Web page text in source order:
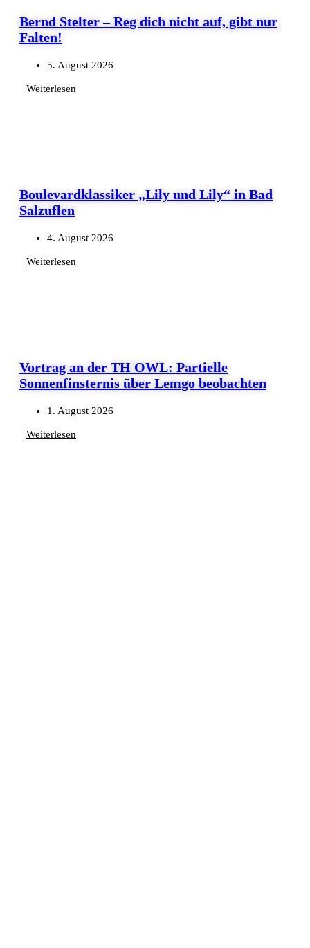
Bernd Stelter – Reg dich nicht auf, gibt nur
Falten!
5. August 2026
Weiterlesen
Boulevardklassiker „Lily und Lily“ in Bad
Salzuflen
4. August 2026
Weiterlesen
Vortrag an der TH OWL: Partielle
Sonnenfinsternis über Lemgo beobachten
1. August 2026
Weiterlesen